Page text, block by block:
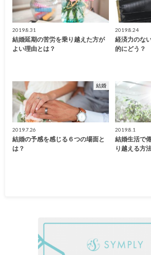
2019.8.31
結婚延期の苦労を乗り越えた方が
よい理由とは？
2019.8.24
経済力のな
的にどう？
結婚
2019.7.26
結婚の予感を感じる６つの場面と
は？
2019.8.1
結婚生活で
り越える方